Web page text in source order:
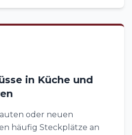
in Küche und
oder neuen
häufig Steckplätze an